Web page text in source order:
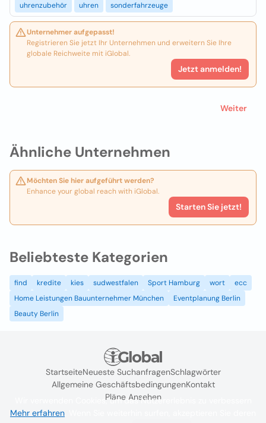
Ähnliche Unternehmen
Möchten Sie hier aufgeführt werden?
Enhance your global reach with iGlobal.
Starten Sie jetzt!
uhrenzubehör
uhren sonderfahrzeuge
Unternehmer aufgepasst!
Registrieren Sie jetzt Ihr Unternehmen und erweitern Sie Ihre
globale Reichweite mit iGlobal.
Jetzt anmelden!
Weiter
Beliebteste Kategorien
find kredite kies sudwestfalen Sport Hamburg wort
ecc
Home Leistungen Bauunternehmer München
Eventplanung Berlin
Beauty Berlin
StartseiteNeueste SuchanfragenSchlagwörter
Allgemeine GeschäftsbedingungenKontakt
Pläne Ansehen
Wir verwenden Cookies, um das Nutzererlebnis zu verbessern
Mehr erfahren